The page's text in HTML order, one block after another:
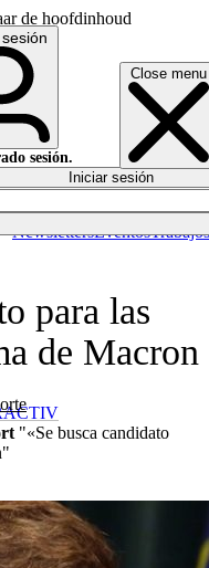
de hoofdinhoud
Close menu
NewslettersEventosTrabajos
sesión.
Iniciar sesión
para las
de Macron
"«Se busca candidato